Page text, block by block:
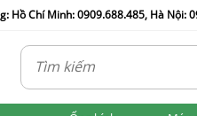
Hồ Chí Minh: 0909.688.485, Hà Nội: